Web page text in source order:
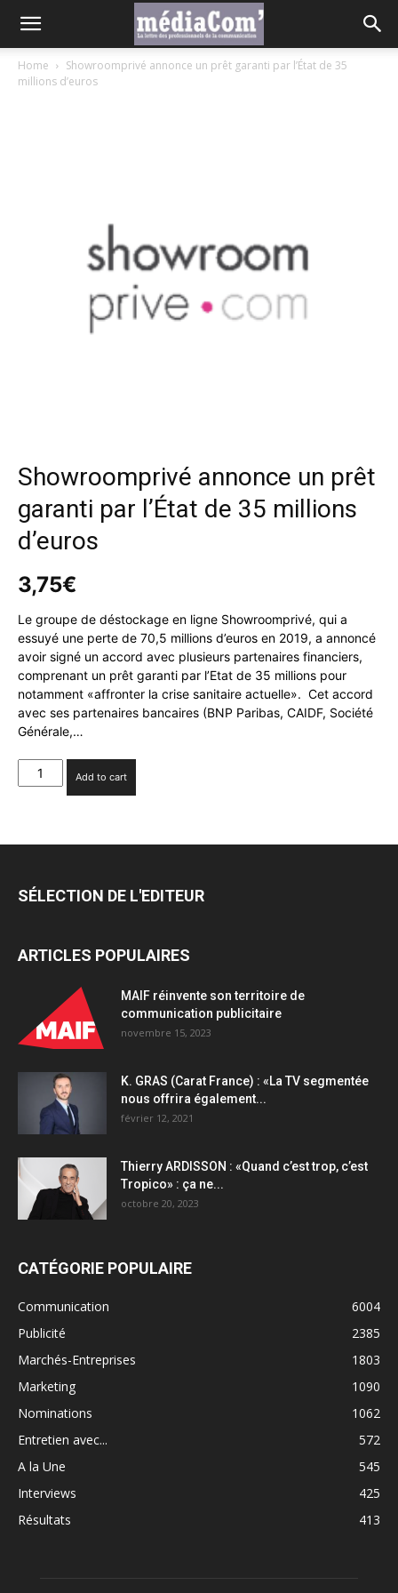
Home
Showroomprivé annonce un prêt garanti par l’État de 35
millions d’euros
Showroomprivé annonce un prêt
garanti par l’État de 35 millions
d’euros
3,75€
Le groupe de déstockage en ligne Showroomprivé, qui a
essuyé une perte de 70,5 millions d’euros en 2019, a annoncé
avoir signé un accord avec plusieurs partenaires financiers,
comprenant un prêt garanti par l’Etat de 35 millions pour
notamment «affronter la crise sanitaire actuelle». Cet accord
avec ses partenaires bancaires (BNP Paribas, CAIDF, Société
Générale,…
Showroomprivé
annonce
garanti
de
d’euros
Add to cart
SÉLECTION DE L'EDITEUR
ARTICLES POPULAIRES
MAIF réinvente son territoire de
communication publicitaire
novembre 15, 2023
K. GRAS (Carat France) : «La TV segmentée
nous offrira également...
février 12, 2021
Thierry ARDISSON : «Quand c’est trop, c’est
Tropico» : ça ne...
octobre 20, 2023
CATÉGORIE POPULAIRE
Communication
6004
Publicité
2385
Marchés-Entreprises
1803
Marketing
1090
Nominations
1062
Entretien avec...
572
A la Une
545
Interviews
425
Résultats
413